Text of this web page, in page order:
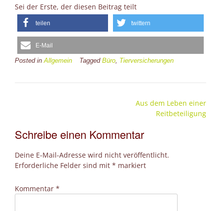
Video
YouTube
entsperren
Sei der Erste, der diesen Beitrag teilt
teilen twittern
E-Mail
Posted inAllgemein Tagged Büro, Tierversicherungen
Aus dem Leben einer
Reitbeteiligung
Schreibe einen Kommentar
Deine E-Mail-Adresse wird nicht veröffentlicht.
Erforderliche Felder sind mit * markiert
Kommentar *